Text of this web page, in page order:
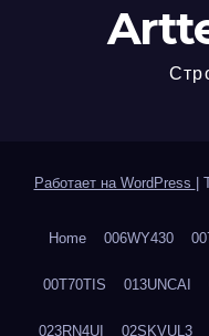
Работает на WordPress
Home 006WY430
00T70TIS 013UNCAI
023RN4UI 02SKVUL3